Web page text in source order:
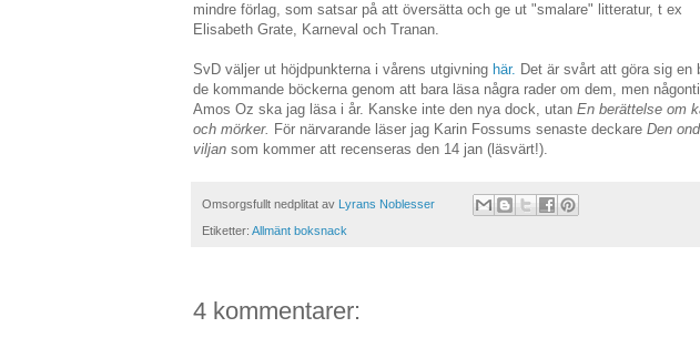
mindre förlag, som satsar på att översätta och ge ut "smalare" litteratur, t ex
Elisabeth Grate, Karneval och Tranan.
SvD väljer ut höjdpunkterna i vårens utgivning här. Det är svårt att göra sig en
de kommande böckerna genom att bara läsa några rader om dem, men
Amos Oz ska jag läsa i år. Kanske inte den nya dock, utan En berättelse om
och mörker. För närvarande läser jag Karin Fossums senaste deckare Den
viljan som kommer att recenseras den 14 jan (läsvärt!).
Omsorgsfullt nedplitat av Lyrans Noblesser
Etiketter: Allmänt boksnack
4 kommentarer: